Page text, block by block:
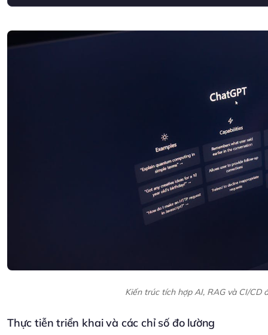
Kiến trúc tích hợp AI, RAG và CI/CD
Thực tiễn triển khai và các chỉ số đo lường